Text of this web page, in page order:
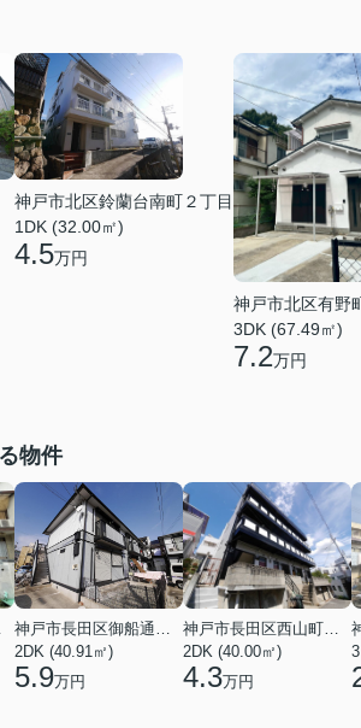
神戸市北区鈴蘭台南町２丁目
1DK (32.00㎡)
4.5万円
神戸市北区有野
3DK (67.49㎡)
7.2万円
物件
2DK (40.91㎡)
5.9万円
2DK (40.00㎡)
4.3万円